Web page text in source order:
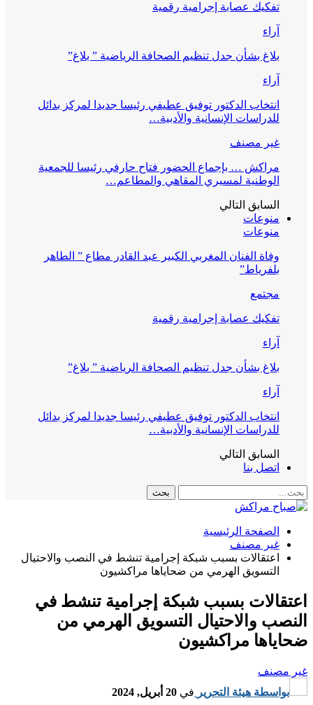
تفكيك عصابة إجرامية رقمية
بلاغ بشأن جدل تنظيم الصحافة الرياضية ” بلاغ”
انتخاب الدكتور توفيق عطيفي رئيسا جديدا لمركز بدائل
للدراسات الإنسانية والأدبية…
غير مصنف
مراكش … بإجماع الحضور فتاح حارفي رئيسا للجمعية
الوطنية لمسيري المقاهي والمطاعم…
السابقالتالي
منوعات
منوعات
وفاة الفنان المغربي الكبير عبد القادر مطاع ” الطاهر
بلفرياط”
مجتمع
تفكيك عصابة إجرامية رقمية
بلاغ بشأن جدل تنظيم الصحافة الرياضية ” بلاغ”
انتخاب الدكتور توفيق عطيفي رئيسا جديدا لمركز بدائل
للدراسات الإنسانية والأدبية…
السابقالتالي
اتصل بنا
الصفحة الرئيسية
غير مصنف
اعتقالات بسبب شبكة إجرامية تنشط في النصب والاحتيال
التسويق الهرمي من ضحاياها مراكشيون
بسبب شبكة إجرامية تنشط في
والاحتيال التسويق الهرمي من
مراكشيون
هيئة التحرير في20 أبريل, 2024